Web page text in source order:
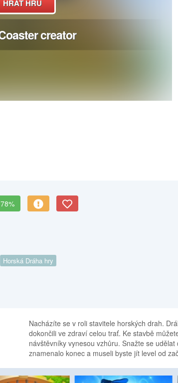
78%
Horská Dráha hry
Nacházíte se v roli stavitele horských drah.
dokončili ve zdraví celou trať. Ke stavbě
návštěvníky vynesou vzhůru. Snažte se
znamenalo konec a museli byste jít level od